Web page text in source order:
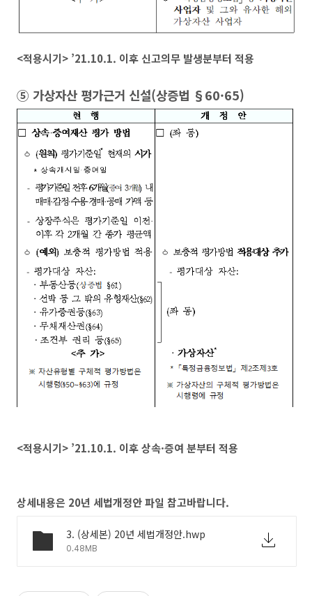
<적용시기> ’21.10.1. 이후 신고의무 발생분부터 적용
⑤ 가상자산 평가근거 신설(상증법 §60·65)
<적용시기> ’21.10.1. 이후 상속·증여 분부터 적용
상세내용은 20년 세법개정안 파일 참고바랍니다.
3. (상세본) 20년 세법개정안.hwp
0.48MB